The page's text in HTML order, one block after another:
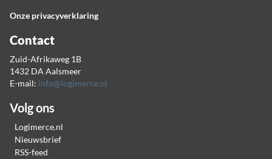
Onze privacyverklaring
Contact
Zuid-Afrikaweg 1B
1432 DA Aalsmeer
E-mail: info@logimerce.nl
Volg ons
Logimerce.nl
Nieuwsbrief
RSS-feed